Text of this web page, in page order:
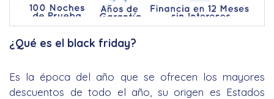
¿Qué es el black friday?
Es la época del año que se ofrecen los mayores
descuentos de todo el año, su origen es Estados